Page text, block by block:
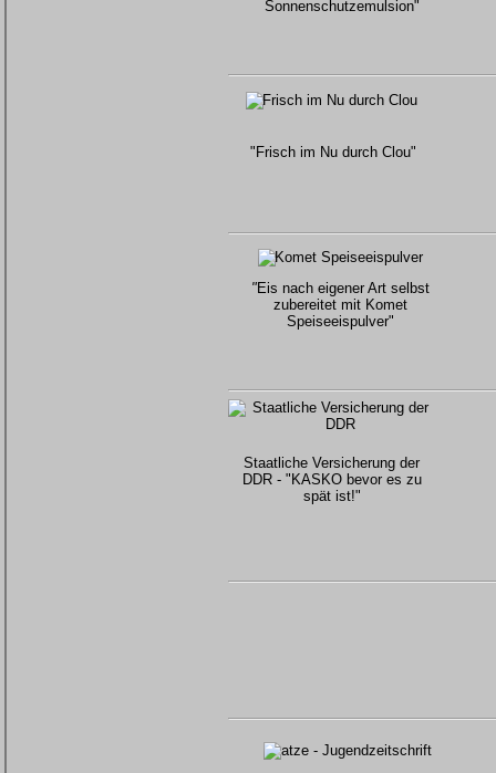
Sonnenschutzemulsion"
"Frisch im Nu durch Clou"
"Eis nach eigener Art selbst
zubereitet mit Komet
Speiseeispulver"
Staatliche Versicherung der
DDR - "KASKO bevor es zu
spät ist!"